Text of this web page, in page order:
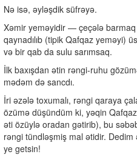
Nə isə, əyləşdik süfrəyə.
Xəmir yeməyidir — çeçələ
qaynadılıb (tipik Qafqaz yeməyi)
və bir qab da sulu sarımsaq.
İlk baxışdan ətin rəngi-ruhu
mədəm də sancdı.
İri əzələ toxumalı, rəngi qaraya
özümə düşündüm ki, yəqin
əti özüylə oradan gətirib), bu
rəngi tündləşmiş mal ətidir.
ye getsin!